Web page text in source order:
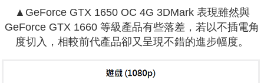
▲GeForce GTX 1650 OC 4G 3DMark 表現雖然與
GeForce GTX 1660 等級產品有些落差，若以不插電角
度切入，相較前代產品卻又呈現不錯的進步幅度。